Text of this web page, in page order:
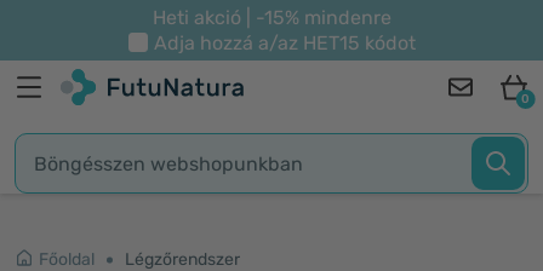
Heti akció | -15% mindenre
Adja hozzá a/az HET15 kódot
0
Főoldal Légzőrendszer